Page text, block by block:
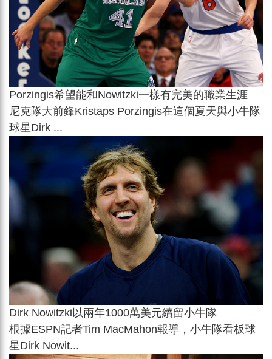
Porzingis希望能和Nowitzki一樣有完美的職業生涯
尼克隊大前鋒Kristaps Porzingis在這個夏天與小牛隊
球星Dirk ...
Dirk Nowitzki以兩年1000萬美元續留小牛隊
根據ESPN記者Tim MacMahon報導，小牛隊看板球
星Dirk Nowit...